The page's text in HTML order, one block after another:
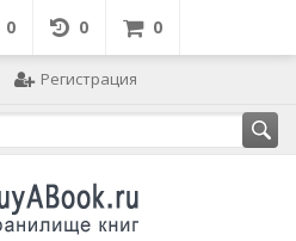
0 0 0
Регистрация